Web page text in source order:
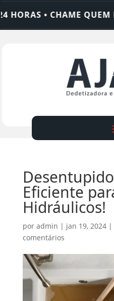
• CHAME QUEM
Eficiente
Hidráulicos!
por admin | jan 19, 2024|
comentários